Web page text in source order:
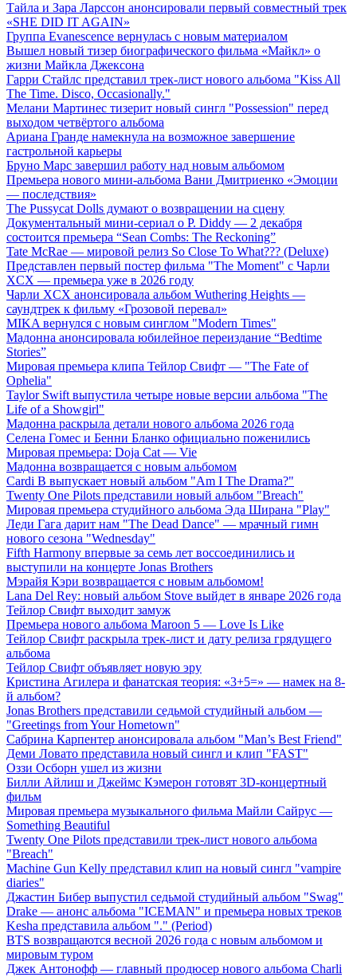
Тайла и Зара Ларссон анонсировали первый совместный трек
«SHE DID IT AGAIN»
Группа Evanescence вернулась с новым материалом
Вышел новый тизер биографического фильма «Майкл» о
жизни Майкла Джексона
Гарри Стайлс представил трек-лист нового альбома "Kiss All
The Time. Disco, Occasionally."
Мелани Мартинес тизерит новый сингл "Possession" перед
выходом четвёртого альбома
Ариана Гранде намекнула на возможное завершение
гастрольной карьеры
Бруно Марс завершил работу над новым альбомом
Премьера нового мини-альбома Вани Дмитриенко «Эмоции
— последствия»
The Pussycat Dolls думают о возвращении на сцену
Документальный мини-сериал о P. Diddy — 2 декабря
состоится премьера “Sean Combs: The Reckoning”
Tate McRae — мировой релиз So Close To What??? (Deluxe)
Представлен первый постер фильма "The Moment" с Чарли
XCX — премьера уже в 2026 году
Чарли XCX анонсировала альбом Wuthering Heights —
саундтрек к фильму «Грозовой перевал»
MIKA вернулся с новым синглом "Modern Times"
Мадонна анонсировала юбилейное переиздание “Bedtime
Stories”
Мировая премьера клипа Тейлор Свифт — "The Fate of
Ophelia"
Taylor Swift выпустила четыре новые версии альбома "The
Life of a Showgirl"
Мадонна раскрыла детали нового альбома 2026 года
Селена Гомес и Бенни Бланко официально поженились
Мировая премьера: Doja Cat — Vie
Мадонна возвращается с новым альбомом
Cardi B выпускает новый альбом "Am I The Drama?"
Twenty One Pilots представили новый альбом "Breach"
Мировая премьера студийного альбома Эда Ширана "Play"
Леди Гага дарит нам "The Dead Dance" — мрачный гимн
нового сезона "Wednesday"
Fifth Harmony впервые за семь лет воссоединились и
выступили на концерте Jonas Brothers
Мэрайя Кэри возвращается с новым альбомом!
Lana Del Rey: новый альбом Stove выйдет в январе 2026 года
Тейлор Свифт выходит замуж
Премьера нового альбома Maroon 5 — Love Is Like
Тейлор Свифт раскрыла трек-лист и дату релиза грядущего
альбома
Тейлор Свифт объявляет новую эру
Кристина Агилера и фанатская теория: «3+5=» — намек на 8-
й альбом?
Jonas Brothers представили седьмой студийный альбом —
"Greetings from Your Hometown"
Сабрина Карпентер анонсировала альбом "Man’s Best Friend"
Деми Ловато представила новый сингл и клип "FAST"
Оззи Осборн ушел из жизни
Билли Айлиш и Джеймс Кэмерон готовят 3D-концертный
фильм
Мировая премьера музыкального фильма Майли Сайрус —
Something Beautiful
Twenty One Pilots представили трек-лист нового альбома
"Breach"
Machine Gun Kelly представил клип на новый сингл "vampire
diaries"
Джастин Бибер выпустил седьмой студийный альбом "Swag"
Drake — анонс альбома "ICEMAN" и премьера новых треков
Kesha представила альбом "." (Period)
BTS возвращаются весной 2026 года с новым альбомом и
мировым туром
Джек Антонофф — главный продюсер нового альбома Charli